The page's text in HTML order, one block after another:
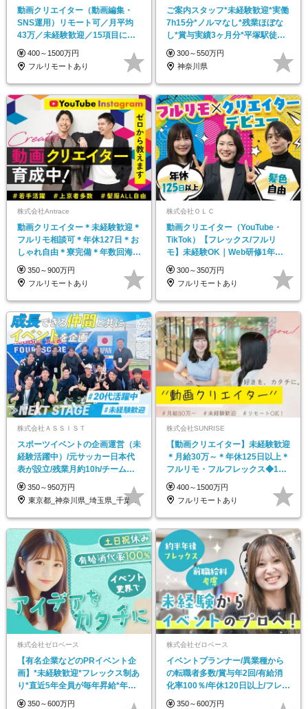
動画クリエイター（動画編集・
SNS運用）リモート可／月平均
43万／未経験歓迎／15項目に細
分化された研修制度♪
400～1500万円
フルリモートあり
ご案内スタッフ*未経験歓迎*実働
7h15分*ノルマなし*残業ほぼな
し*賞与実績3ヶ月分*平塚駅徒歩3
分
300～550万円
神奈川県
株式会社Antrace
動画クリエイター＊未経験歓迎＊
フルリモ相談可＊年休127日＊お
しゃれ自由＊寮完備＊年数回海外
研修＊イベント多数
350～900万円
フルリモートあり
株式会社ＯＬＣ
動画クリエイター（YouTube・
TikTok）【フレックス/フルリ
モ】未経験OK｜Web研修1年間
｜副業OK
300～350万円
フルリモートあり
株式会社ＡＳＳＩＳＴ
スポーツイベントの企画運営（未
経験活躍中）/元サッカー日本代
表が設立/残業月約10h/チームで
成長
350～950万円
東京都_神奈川県_埼玉県_千葉県_大阪府…
株式会社SUNRISE
【動画クリエイター】未経験歓迎
＊月給30万～＊年休125日以上＊
フルリモ・フルフレックス◆10
名の採用が決定◆
400～1500万円
フルリモートあり
株式会社ゼロベース
【有名企業などのPRイベント企
画】*未経験歓迎*フレックス制あ
り*直近5年全員が毎年昇給*年間
休日120日
350～600万円
株式会社ゼロベース
イベントプランナー/異業種から
の転職者多数/賞与年2回/有給消
化率100％/年休120日以上/フレッ
クス制あり
350～600万円